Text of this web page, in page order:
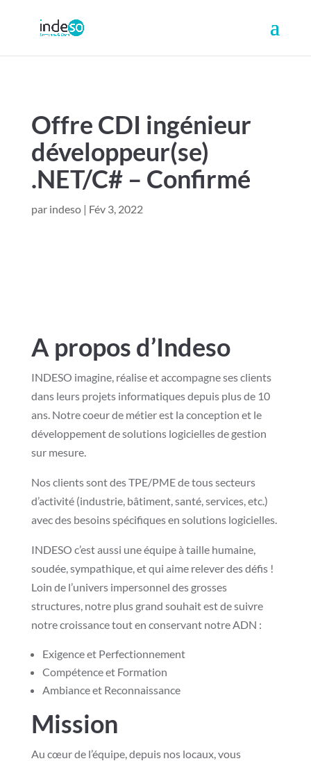
Offre CDI ingénieur
développeur(se)
.NET/C# – Confirmé
par indeso| Fév 3, 2022
A propos d’Indeso
INDESO imagine, réalise et accompagne ses clients
dans leurs projets informatiques depuis plus de 10
ans. Notre coeur de métier est la conception et le
développement de solutions logicielles de gestion
sur mesure.
Nos clients sont des TPE/PME de tous secteurs
d’activité (industrie, bâtiment, santé, services, etc.)
avec des besoins spécifiques en solutions logicielles.
INDESO c’est aussi une équipe à taille humaine,
soudée, sympathique, et qui aime relever des défis !
Loin de l’univers impersonnel des grosses
structures, notre plus grand souhait est de suivre
notre croissance tout en conservant notre ADN :
Exigence et Perfectionnement
Compétence et Formation
Ambiance et Reconnaissance
Mission
Au cœur de l’équipe, depuis nos locaux, vous